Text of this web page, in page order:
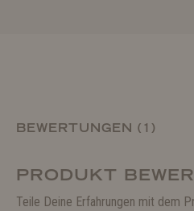
BEWERTUNGEN (1)
PRODUKT
Teile Deine Erfahrungen mit dem